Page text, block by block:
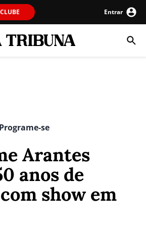
CLUBE Entrar
Programe-se
Arantes
anos de
show em